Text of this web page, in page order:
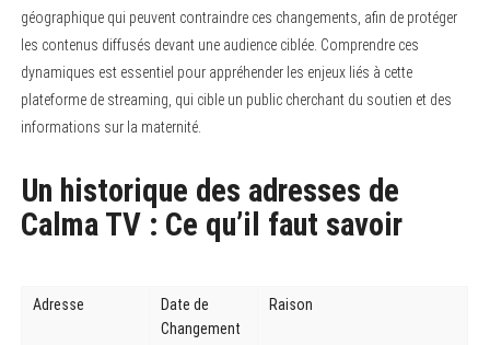
géographique qui peuvent contraindre ces changements, afin de protéger
les contenus diffusés devant une audience ciblée. Comprendre ces
dynamiques est essentiel pour appréhender les enjeux liés à cette
plateforme de streaming, qui cible un public cherchant du soutien et des
informations sur la maternité.
Un historique des adresses de
Calma TV : Ce qu’il faut savoir
Adresse
Date de
Changement
Raison